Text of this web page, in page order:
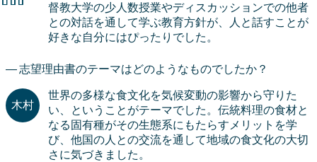
督教大学の少人数授業やディスカッションでの他者
との対話を通して学ぶ教育方針が、人と話すことが
好きな自分にはぴったりでした。
志望理由書のテーマはどのようなものでしたか？
世界の多様な食文化を気候変動の影響から守りた
い、ということがテーマでした。伝統料理の食材と
なる固有種がその生態系にもたらすメリットを学
び、他国の人との交流を通して地域の食文化の大切
さに気づきました。